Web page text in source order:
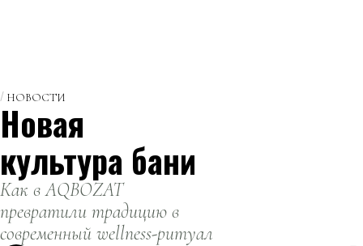
НОВОСТИ
Новая
культура бани
Как в AQBOZAT
превратили традицию в
современный wellness-ритуал